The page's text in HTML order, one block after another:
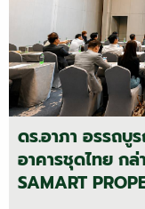
ดร.อาภา อรรถ
อาคารชุดไทย ก
SAMART